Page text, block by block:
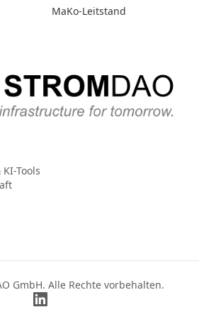
MaKo-Leitstand
Tools
GmbH. Alle Rechte vorbehalten.